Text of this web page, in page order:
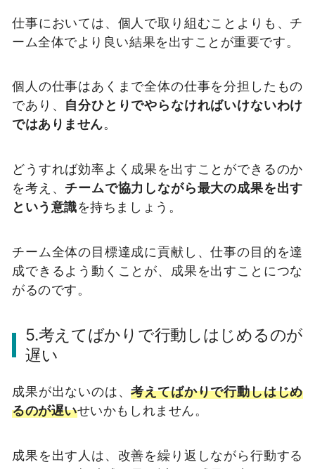
仕事においては、個人で取り組むことよりも、チ
ーム全体でより良い結果を出すことが重要です。
個人の仕事はあくまで全体の仕事を分担したもの
であり、 自分ひとりでやらなければいけないわけ
ではありません。
どうすれば効率よく成果を出すことができるのか
を考え、 チームで協力しながら最大の成果を出す
という意識を持ちましょう。
チーム全体の目標達成に貢献し、仕事の目的を達
成できるよう動くことが、成果を出すことにつな
がるのです。
5.考えてばかりで行動しはじめるのが
遅い
成果が出ないのは、考えてばかりで行動しはじめ
るのが遅いせいかもしれません。
成果を出す人は、改善を繰り返しながら行動する